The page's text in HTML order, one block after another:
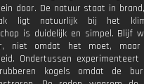
door. De natuur staat in
ligt natuurlijk bij het
is duidelijk en simpel. Blijf
niet omdat het moet,
Ondertussen
kogels omdat de